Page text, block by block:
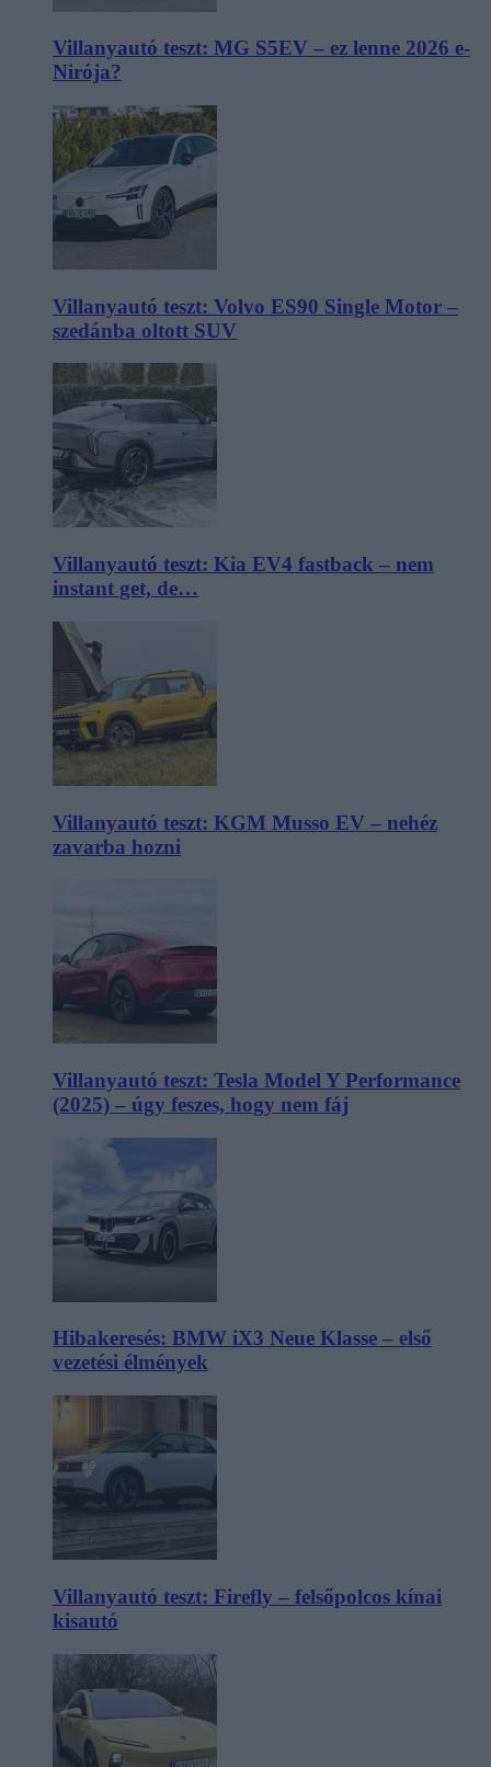
Villanyautó teszt: MG S5EV – ez lenne 2026 e-
Nirója?
Villanyautó teszt: Volvo ES90 Single Motor –
szedánba oltott SUV
Villanyautó teszt: Kia EV4 fastback – nem
instant get, de…
Villanyautó teszt: KGM Musso EV – nehéz
zavarba hozni
Villanyautó teszt: Tesla Model Y Performance
(2025) – úgy feszes, hogy nem fáj
Hibakeresés: BMW iX3 Neue Klasse – első
vezetési élmények
Villanyautó teszt: Firefly – felsőpolcos kínai
kisautó